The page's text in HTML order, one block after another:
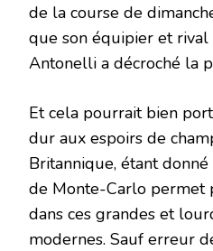
de la course de
que son équipier et
Antonelli a décroché la
Et cela pourrait bien
dur aux espoirs de
Britannique, étant
de Monte-Carlo permet
dans ces grandes et
modernes. Sauf erreur